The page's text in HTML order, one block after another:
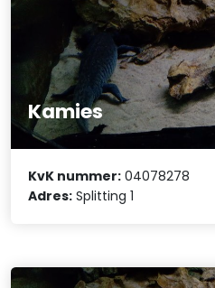
Kamies
KvK nummer: 04078278
Adres: Splitting 1